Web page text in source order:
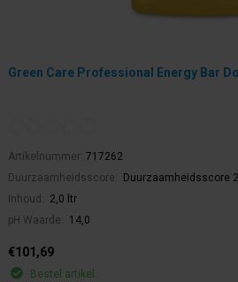
Green Care Professional Energy Bar
Artikelnummer: 717262
Duurzaamheidsscore:
Duurzaamheidsscore 2
Inhoud:
2,0 ltr
pH Waarde:
14,0
€101,69
Bestel artikel.